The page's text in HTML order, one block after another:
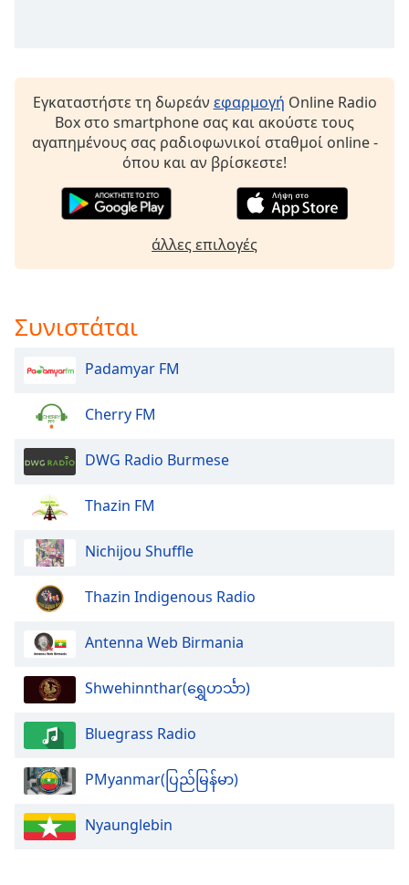
dialog
window.
Escape
window.
Color
Background
Color
Caption
Color
Opacity
Font
Size
Text
Edge
Εγκαταστήστε τη δωρεάν εφαρμογή Online Radio
Box στο smartphone σας και ακούστε τους
αγαπημένους σας ραδιοφωνικοί σταθμοί online -
όπου και αν βρίσκεστε!
άλλες επιλογές
Συνιστάται
Padamyar FM
Cherry FM
DWG Radio Burmese
Thazin FM
Nichijou Shuffle
Thazin Indigenous Radio
Antenna Web Birmania
Shwehinnthar(ရွှေဟင်္သာ)
Bluegrass Radio
PMyanmar(ပြည်မြန်မာ)
Nyaunglebin